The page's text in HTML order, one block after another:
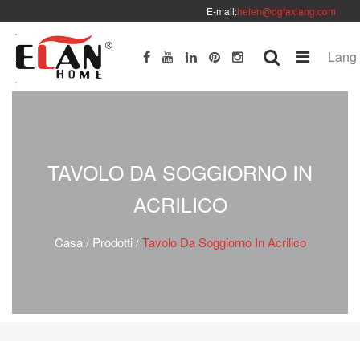
E-mail:helen@dgfaxiang.com
Lang
TAVOLO DA SOGGIORNO IN
ACRILICO
Casa/ Prodotti/ Tavolo Da Soggiorno In Acrilico